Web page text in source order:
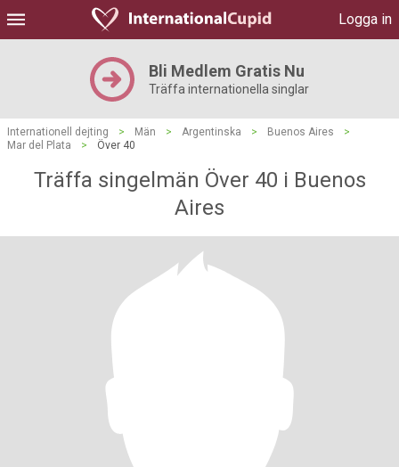
Logga in
Bli Medlem Gratis Nu
Träffa internationella singlar
Internationell dejting > Män > Argentinska > Buenos Aires
>
Mar del Plata
> Över 40
Träffa singelmän Över 40 i Buenos
Aires